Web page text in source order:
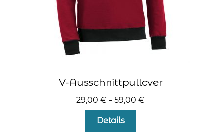
werden
V-Ausschnittpullover
29,00 € – 59,00 €
Details